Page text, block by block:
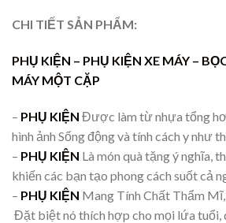
CHI TIẾT SẢN PHẨM:
PHỤ KIỆN – PHỤ KIỆN XE MÁY –
MÁY MỘT CẶP
– PHỤ KIỆN Được làm từ nhựa tổng
hình ảnh Sống động và tính cách y như
– PHỤ KIỆN Là món quà tặng ý nghĩa,
khiến các bạn tạo phong cách suốt cả
– PHỤ KIỆN Mang Tính Chất Thẩm Mĩ,
Đặt biệt nó thích hợp cho mọi lứa tuổi,